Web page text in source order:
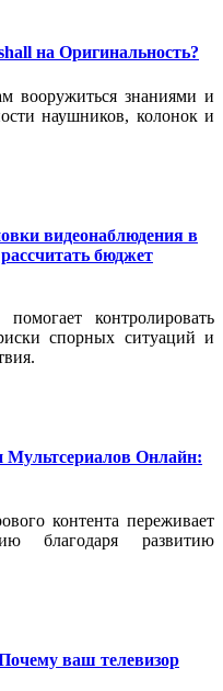
на Оригинальность?
вооружиться знаниями и
наушников, колонок и
видеонаблюдения в
бюджет
контролировать
спорных ситуаций и
Мультсериалов Онлайн:
контента переживает
благодаря развитию
ваш телевизор